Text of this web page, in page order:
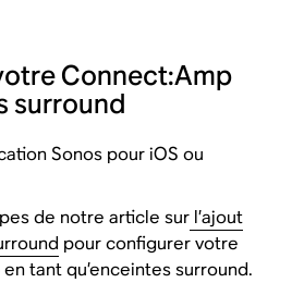
Connect:Amp
surround
Sonos pour iOS ou
de notre article sur l’ajout
pour configurer votre
tant qu’enceintes surround.